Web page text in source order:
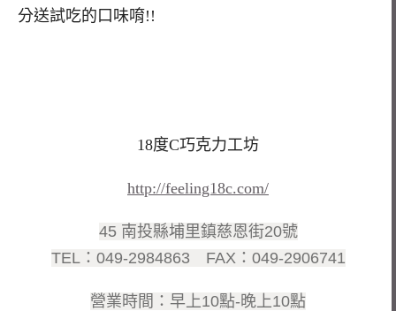
分送試吃的口味唷!!
18度C巧克力工坊
http://feeling18c.com/
45 南投縣埔里鎮慈恩街20號
TEL：049-2984863 FAX：049-2906741
營業時間：早上10點-晚上10點